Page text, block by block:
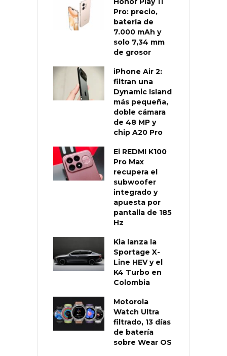
Pro: precio,
batería de
7.000 mAh y
solo 7,34 mm
de grosor
iPhone Air 2:
filtran una
Dynamic Island
más pequeña,
doble cámara
de 48 MP y
chip A20 Pro
El REDMI K100
Pro Max
recupera el
subwoofer
integrado y
apuesta por
pantalla de 185
Hz
Kia lanza la
Sportage X-
Line HEV y el
K4 Turbo en
Colombia
Motorola
Watch Ultra
filtrado, 13 días
de batería
sobre Wear OS